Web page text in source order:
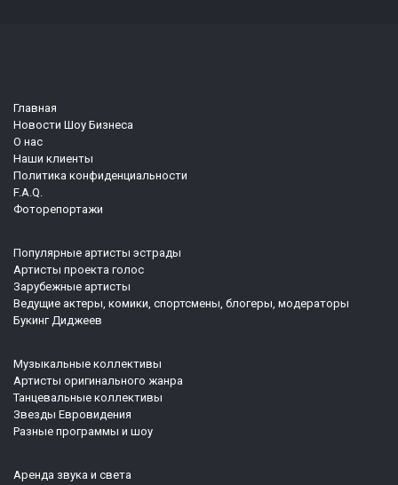
Главная
Новости Шоу Бизнеса
О нас
Наши клиенты
Политика конфиденциальности
F.A.Q.
Фоторепортажи
Популярные артисты эстрады
Артисты проекта голос
Зарубежные артисты
Ведущие актеры, комики, спортсмены, блогеры, модераторы
Букинг Диджеев
Музыкальные коллективы
Артисты оригинального жанра
Танцевальные коллективы
Звезды Евровидения
Разные программы и шоу
Аренда звука и света